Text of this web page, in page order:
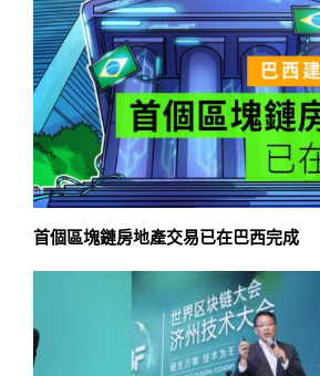
首個區塊鏈房地產交易已在巴西完成